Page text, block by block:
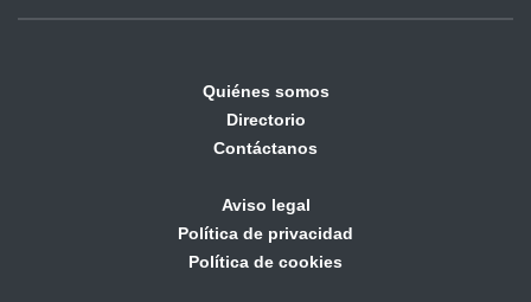
Quiénes somos
Directorio
Contáctanos
Aviso legal
Política de privacidad
Política de cookies